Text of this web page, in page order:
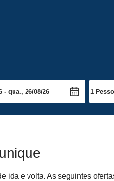
ida e volta. As seguintes